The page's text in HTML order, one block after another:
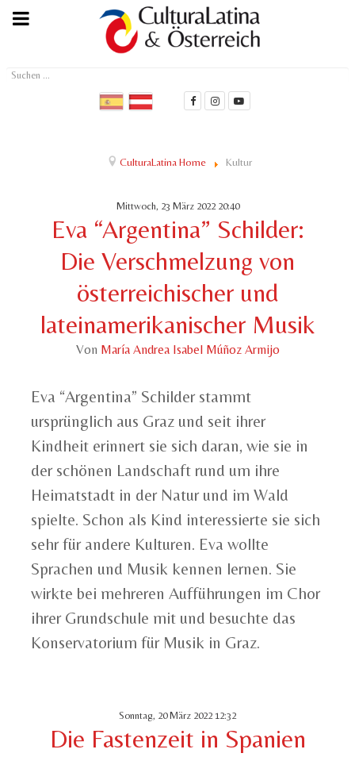
Suchen
CulturaLatina Home Kultur
Mittwoch, 23 März 2022 20:40
Eva “Argentina” Schilder:
Die Verschmelzung von
österreichischer und
lateinamerikanischer Musik
Von María Andrea Isabel Múñoz Armijo
Eva “Argentina” Schilder stammt
ursprünglich aus Graz und seit ihrer
Kindheit erinnert sie sich daran, wie sie in
der schönen Landschaft rund um ihre
Heimatstadt in der Natur und im Wald
spielte. Schon als Kind interessierte sie sich
sehr für andere Kulturen. Eva wollte
Sprachen und Musik kennen lernen. Sie
wirkte bei mehreren Aufführungen im Chor
ihrer Grundschule mit und besuchte das
Konservatorium für Musik in Graz.
Sonntag, 20 März 2022 12:32
Die Fastenzeit in Spanien